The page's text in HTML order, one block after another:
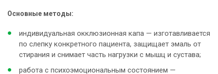
Основные методы:
индивидуальная окклюзионная капа — изготавливается
по слепку конкретного пациента, защищает эмаль от
стирания и снимает часть нагрузки с мышц и сустава;
работа с психоэмоциональным состоянием —